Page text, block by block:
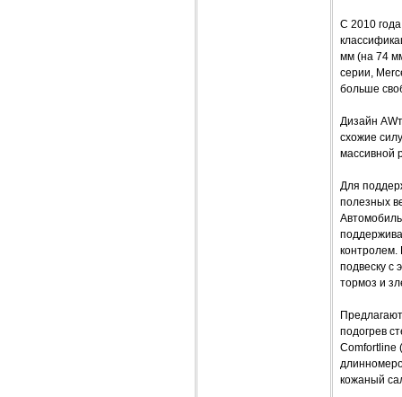
С 2010
мм (на 74
серии,
больше
Дизайн
схожие
массивной
Для
полезных
контролем.
подвеску с
тормоз и
подогрев
Comfortline
кожаный